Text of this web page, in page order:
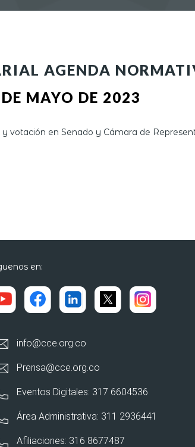
AGENDA
MAYO DE 2023
votación en Senado y Cámara de
en:
info@cce.org.co
Prensa@cce.org.co
Eventos Digitales: 317 6604536
Área Administrativa: 311 2936441
Afiliaciones: 316 8677487